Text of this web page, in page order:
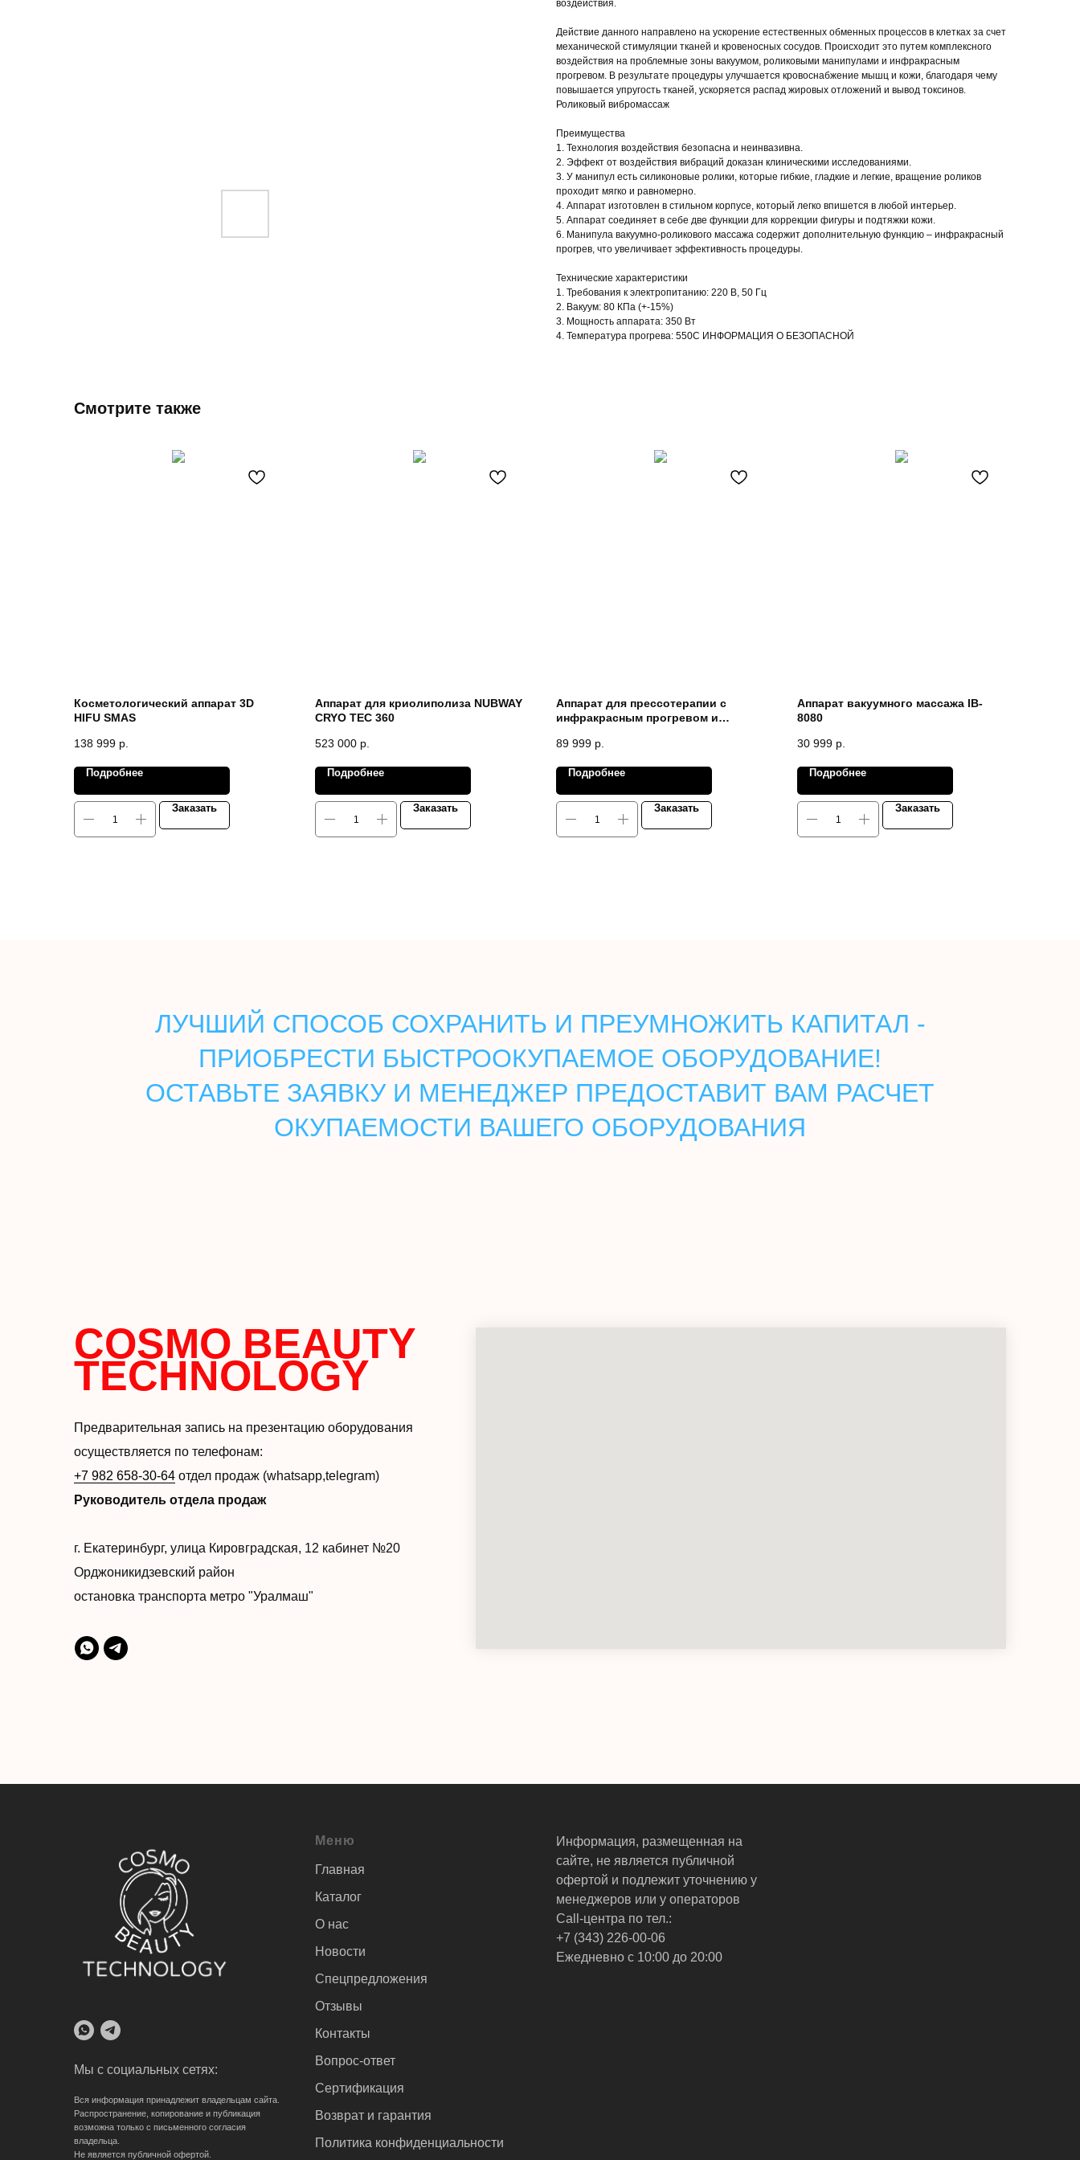
воздействия.
Действие данного направлено на ускорение естественных обменных процессов в клетках за счет
механической стимуляции тканей и кровеносных сосудов. Происходит это путем комплексного
воздействия на проблемные зоны вакуумом, роликовыми манипулами и инфракрасным
прогревом. В результате процедуры улучшается кровоснабжение мышц и кожи, благодаря чему
повышается упругость тканей, ускоряется распад жировых отложений и вывод токсинов.
Роликовый вибромассаж
Преимущества
1. Технология воздействия безопасна и неинвазивна.
2. Эффект от воздействия вибраций доказан клиническими исследованиями.
3. У манипул есть силиконовые ролики, которые гибкие, гладкие и легкие, вращение роликов
проходит мягко и равномерно.
4. Аппарат изготовлен в стильном корпусе, который легко впишется в любой интерьер.
5. Аппарат соединяет в себе две функции для коррекции фигуры и подтяжки кожи.
6. Манипула вакуумно-роликового массажа содержит дополнительную функцию – инфракрасный
прогрев, что увеличивает эффективность процедуры.
Технические характеристики
1. Требования к электропитанию: 220 В, 50 Гц
2. Вакуум: 80 КПа (+-15%)
3. Мощность аппарата: 350 Вт
4. Температура прогрева: 550С ИНФОРМАЦИЯ О БЕЗОПАСНОЙ
Смотрите также
Косметологический аппарат 3D
HIFU SMAS
138 999 р.
Подробнее
Заказать
Аппарат для криолиполиза NUBWAY
CRYO TEC 360
523 000 р.
Подробнее
Заказать
Аппарат для прессотерапии с
инфракрасным прогревом и
89 999 р.
Подробнее
Заказать
Аппарат вакуумного массажа IB-
8080
30 999 р.
Подробнее
Заказать
ЛУЧШИЙ СПОСОБ СОХРАНИТЬ И ПРЕУМНОЖИТЬ КАПИТАЛ -
ПРИОБРЕСТИ БЫСТРООКУПАЕМОЕ ОБОРУДОВАНИЕ!
ОСТАВЬТЕ ЗАЯВКУ И МЕНЕДЖЕР ПРЕДОСТАВИТ ВАМ РАСЧЕТ
ОКУПАЕМОСТИ ВАШЕГО ОБОРУДОВАНИЯ
COSMO BEAUTY
TECHNOLOGY
Предварительная запись на презентацию оборудования
осуществляется по телефонам:
+7 982 658-30-64 отдел продаж (whatsapp,telegram)
Руководитель отдела продаж
г. Екатеринбург, улица Кировградская, 12 кабинет №20
Орджоникидзевский район
остановка транспорта метро "Уралмаш"
Мы с социальных сетях:
Вся информация принадлежит владельцам сайта.
Распространение, копирование и публикация
возможна только с письменного согласия
владельца.
Не является публичной офертой.
Меню
Главная
Каталог
О нас
Новости
Спецпредложения
Отзывы
Контакты
Вопрос-ответ
Сертификация
Возврат и гарантия
Политика конфиденциальности
Информация, размещенная на
сайте, не является публичной
офертой и подлежит уточнению у
менеджеров или у операторов
Call-центра по тел.:
+7 (343) 226-00-06
Ежедневно с 10:00 до 20:00